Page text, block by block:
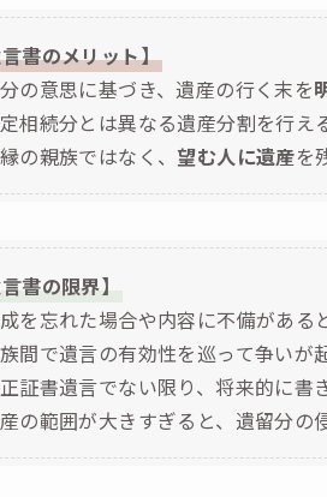
書のメリット】
分の意思に基づき、遺産の行く末を
相続分とは異なる遺産分割を行え
の親族ではなく、 望む人に遺産を
言書の限界】
成を忘れた場合や内容に不備があ
族間で遺言の有効性を巡って争いが
正証書遺言でない限り、将来的に書
産の範囲が大きすぎると、遺留分